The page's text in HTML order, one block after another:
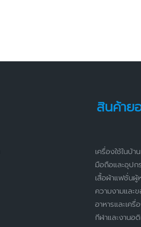
สินค้าย
เครื่องใช้ในบ้าน
มือถือและอุป
เสื้อผ้าแฟชั่น
ความงามและ
อาหารและเครื่
กีฬาและงานอ